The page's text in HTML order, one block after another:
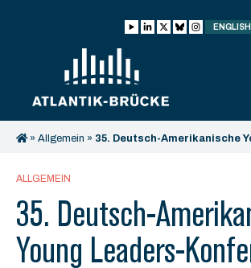
ENGLISH
» Allgemein » 35. Deutsch-Amerikanische
ALLGEMEIN
35. Deutsch-
Young Leaders-